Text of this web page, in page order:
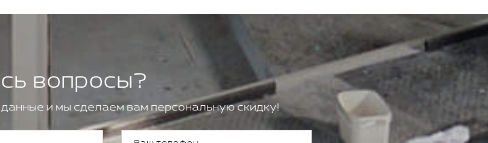
вопросы?
и мы сделаем вам персональную скидку!